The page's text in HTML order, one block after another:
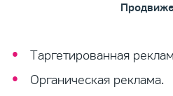
Таргетированная
Органическая реклама.